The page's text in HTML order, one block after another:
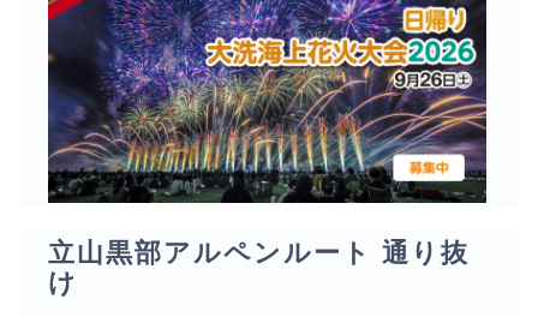
立山黒部アルペンルート 通り抜
け